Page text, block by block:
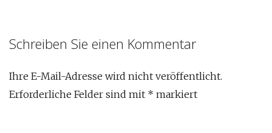
Schreiben Sie einen Kommentar
Ihre E-Mail-Adresse wird nicht veröffentlicht.
Erforderliche Felder sind mit * markiert